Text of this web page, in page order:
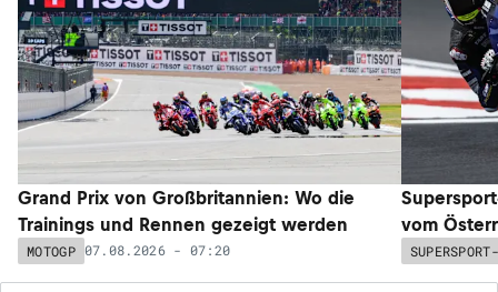
Grand Prix von Großbritannien: Wo die
Trainings und Rennen gezeigt werden
MOTOGP 07.08.2026 - 07:20
vom
SUPERSPORT-